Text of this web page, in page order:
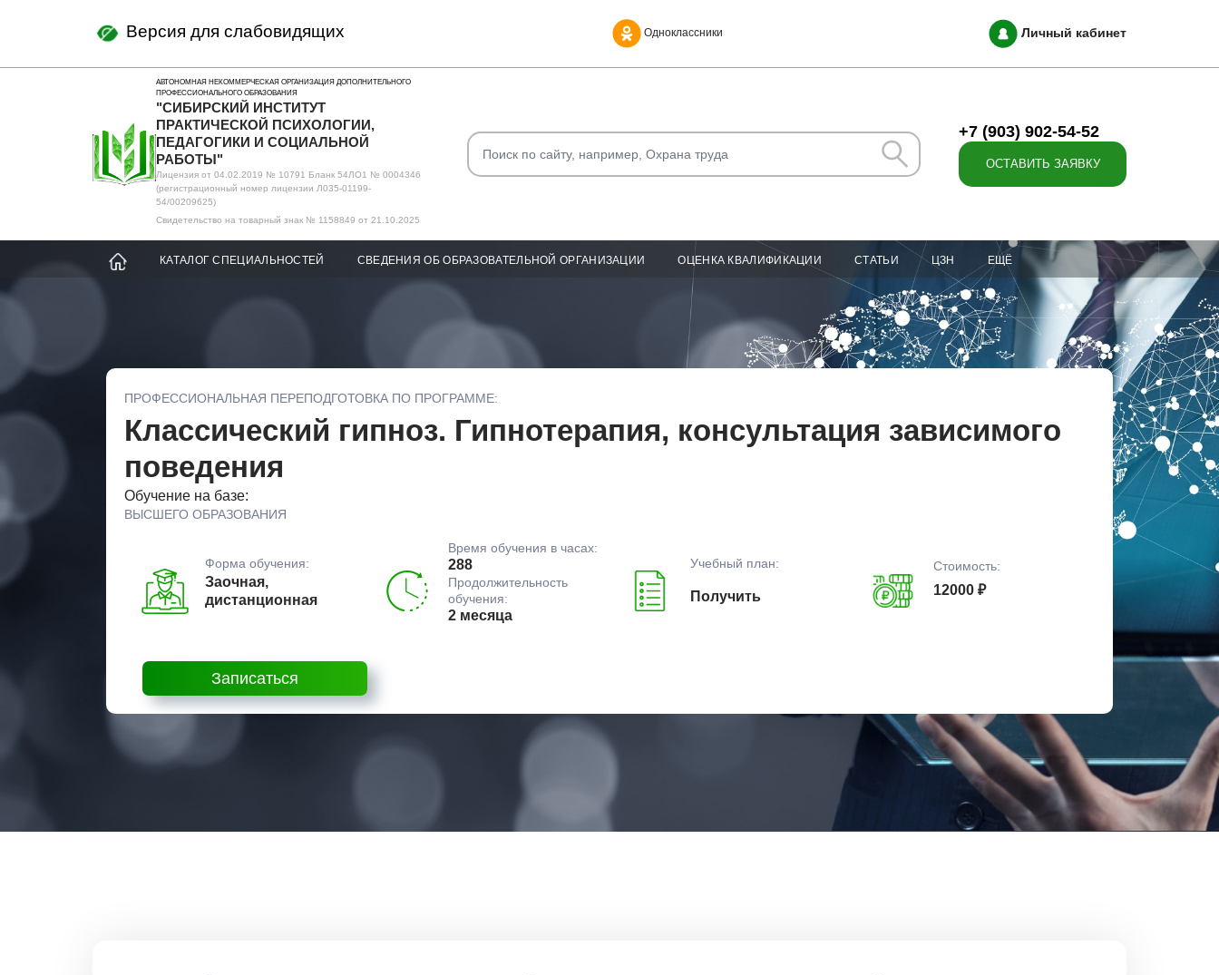
Версия для слабовидящих Одноклассники Личный кабинет
АВТОНОМНАЯ НЕКОММЕРЧЕСКАЯ ОРГАНИЗАЦИЯ ДОПОЛНИТЕЛЬНОГО
ПРОФЕССИОНАЛЬНОГО ОБРАЗОВАНИЯ
"СИБИРСКИЙ ИНСТИТУТ
ПРАКТИЧЕСКОЙ ПСИХОЛОГИИ,
ПЕДАГОГИКИ И СОЦИАЛЬНОЙ
РАБОТЫ"
Лицензия от 04.02.2019 № 10791 Бланк 54ЛО1 № 0004346
(регистрационный номер лицензии Л035-01199-
54/00209625)
Свидетельство на товарный знак № 1158849 от 21.10.2025
+7 (903) 902-54-52
ОСТАВИТЬ ЗАЯВКУ
КАТАЛОГ СПЕЦИАЛЬНОСТЕЙ СВЕДЕНИЯ ОБ ОБРАЗОВАТЕЛЬНОЙ ОРГАНИЗАЦИИ ОЦЕНКА КВАЛИФИКАЦИИ СТАТЬИ ЦЗН ЕЩЁ
ПРОФЕССИОНАЛЬНАЯ ПЕРЕПОДГОТОВКА ПО ПРОГРАММЕ:
Классический гипноз. Гипнотерапия, консультация зависимого
поведения
Обучение на базе:
ВЫСШЕГО ОБРАЗОВАНИЯ
Форма обучения:
Заочная,
дистанционная
Время обучения в часах:
288
Продолжительность
обучения:
2 месяца
Учебный план:
Получить
Стоимость:
12000 ₽
Записаться